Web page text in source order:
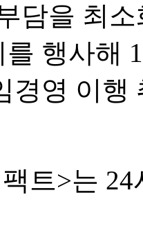
담을 최
행사해
경영 이행
트>는